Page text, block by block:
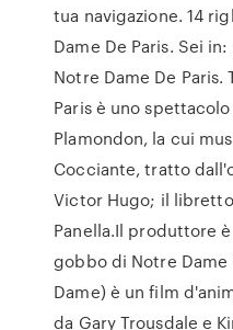
tua navigazione. 14
Dame De Paris. Sei
Notre Dame De
Paris è uno
Plamondon, la cui
Cocciante, tratto
Victor Hugo; il
Panella.Il produttore
gobbo di Notre Dame
Dame) è un film
da Gary Trousdale e